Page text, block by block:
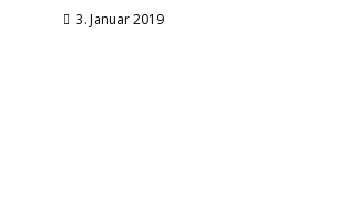
3. Januar 2019